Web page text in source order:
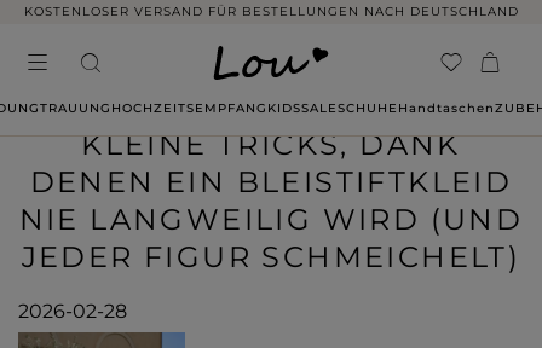
14 TAGE RÜCKGABE OHNE ANGABE VON GRÜNDEN
TRAUUNG HOCHZEITSEMPFANG KIDSSALESCHUHE Handtaschen
KLEINE TRICKS, DANK
DENEN EIN BLEISTIFTKLEID
NIE LANGWEILIG WIRD (UND
JEDER FIGUR SCHMEICHELT)
2026-02-28